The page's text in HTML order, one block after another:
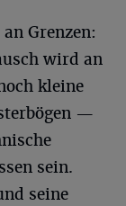
Grenzen:
wird an
kleine
—
sein.
seine